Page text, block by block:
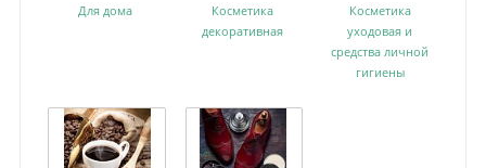
Для дома
Косметика
декоративная
Косметика
уходовая и
средства личной
гигиены